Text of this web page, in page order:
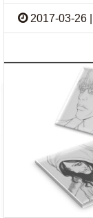
2017-03-26